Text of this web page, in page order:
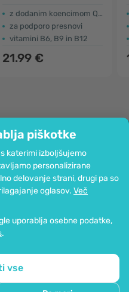
piškotke
katerimi izboljšujemo
personalizirane
delovanje strani, drugi pa so
oglasov. Več
uporablja osebne podatke,
.
vse
z dodanim koencimom Q10
za podporo presnovi
vitamini B6, B9 in B12
21.99 €
zaščita osebnih podatkov